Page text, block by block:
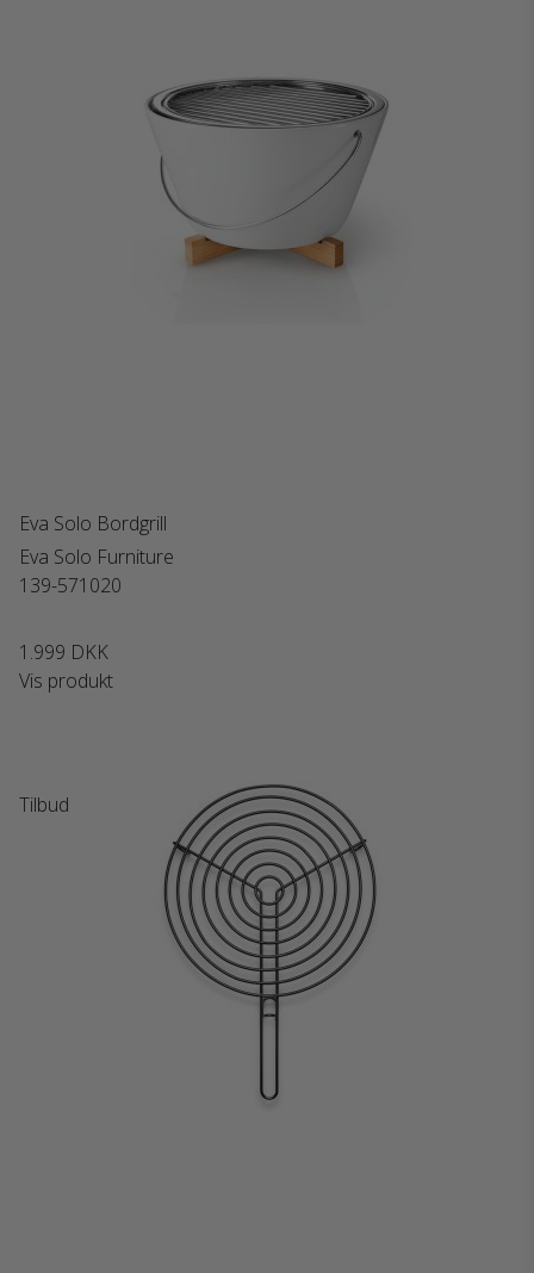
Eva Solo Bordgrill
Eva Solo Furniture
139-571020
1.999 DKK
Vis produkt
Tilbud